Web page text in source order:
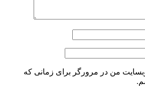
وبسایت من در مرورگر برای زمانی که